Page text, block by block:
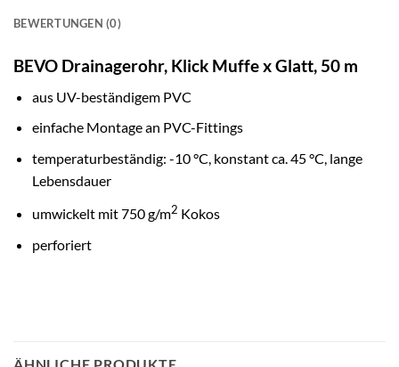
BEWERTUNGEN (0)
BEVO Drainagerohr, Klick Muffe x Glatt, 50 m
aus UV-beständigem PVC
einfache Montage an PVC-Fittings
temperaturbeständig: -10 °C, konstant ca. 45 °C, lange
Lebensdauer
umwickelt mit 750 g/m2 Kokos
perforiert